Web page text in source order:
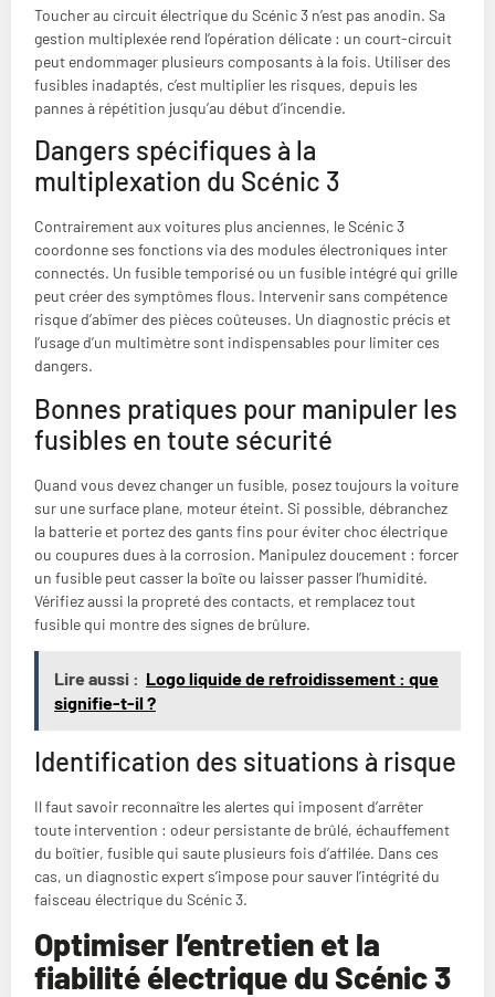
Toucher au circuit électrique du Scénic 3 n’est pas anodin. Sa
gestion multiplexée rend l’opération délicate : un court-circuit
peut endommager plusieurs composants à la fois. Utiliser des
fusibles inadaptés, c’est multiplier les risques, depuis les
pannes à répétition jusqu’au début d’incendie.
Dangers spécifiques à la
multiplexation du Scénic 3
Contrairement aux voitures plus anciennes, le Scénic 3
coordonne ses fonctions via des modules électroniques inter
connectés. Un fusible temporisé ou un fusible intégré qui grille
peut créer des symptômes flous. Intervenir sans compétence
risque d’abîmer des pièces coûteuses. Un diagnostic précis et
l’usage d’un multimètre sont indispensables pour limiter ces
dangers.
Bonnes pratiques pour manipuler les
fusibles en toute sécurité
Quand vous devez changer un fusible, posez toujours la voiture
sur une surface plane, moteur éteint. Si possible, débranchez
la batterie et portez des gants fins pour éviter choc électrique
ou coupures dues à la corrosion. Manipulez doucement : forcer
un fusible peut casser la boîte ou laisser passer l’humidité.
Vérifiez aussi la propreté des contacts, et remplacez tout
fusible qui montre des signes de brûlure.
Lire aussi : Logo liquide de refroidissement : que
signifie-t-il ?
Identification des situations à risque
Il faut savoir reconnaître les alertes qui imposent d’arrêter
toute intervention : odeur persistante de brûlé, échauffement
du boîtier, fusible qui saute plusieurs fois d’affilée. Dans ces
cas, un diagnostic expert s’impose pour sauver l’intégrité du
faisceau électrique du Scénic 3.
Optimiser l’entretien et la
fiabilité électrique du Scénic 3